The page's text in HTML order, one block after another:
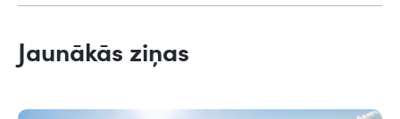
Jaunākās ziņas